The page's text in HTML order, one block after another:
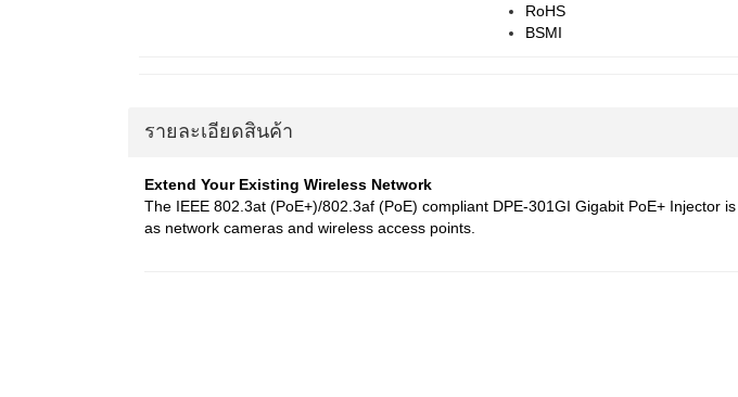
RoHS
BSMI
รายละเอียดสินค้า
Extend Your Existing Wireless Network
The IEEE 802.3at (PoE+)/802.3af (PoE) compliant DPE-301GI Gigabit PoE+
as network cameras and wireless access points.